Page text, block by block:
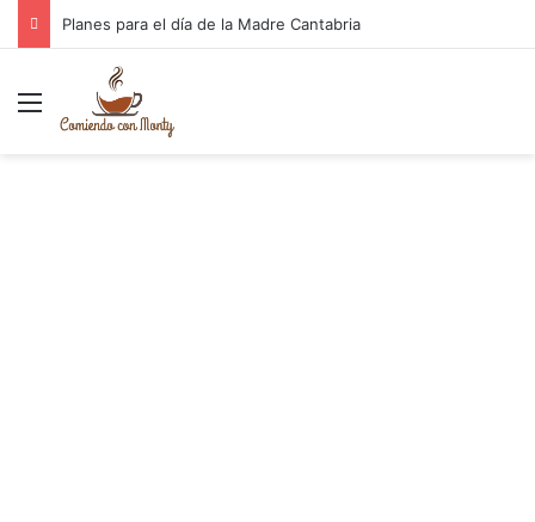
Planes para el día de la Madre Cantabria